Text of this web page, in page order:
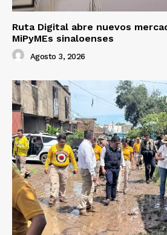
Ruta Digital abre nuevos
MiPyMEs sinaloenses
Agosto 3, 2026